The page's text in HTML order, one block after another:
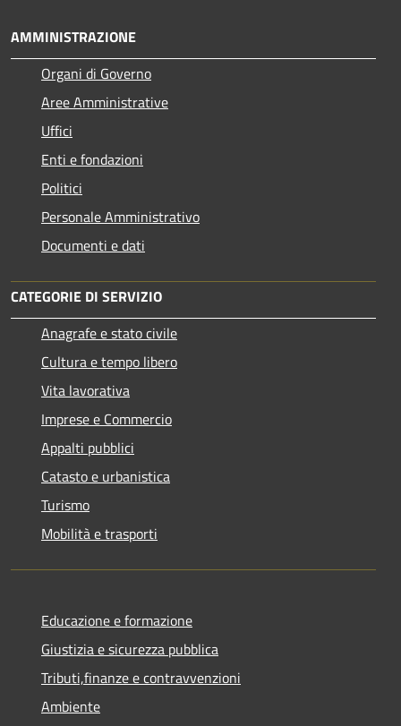
AMMINISTRAZIONE
Organi di Governo
Aree Amministrative
Uffici
Enti e fondazioni
Politici
Personale Amministrativo
Documenti e dati
CATEGORIE DI SERVIZIO
Anagrafe e stato civile
Cultura e tempo libero
Vita lavorativa
Imprese e Commercio
Appalti pubblici
Catasto e urbanistica
Turismo
Mobilità e trasporti
Educazione e formazione
Giustizia e sicurezza pubblica
Tributi,finanze e contravvenzioni
Ambiente